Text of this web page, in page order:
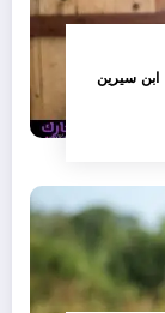
ابن سيرين